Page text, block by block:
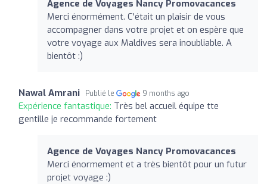
Agence de Voyages Nancy Promovacances
Merci énormément. C'était un plaisir de vous
accompagner dans votre projet et on espère que
votre voyage aux Maldives sera inoubliable. A
bientôt :)
Nawal Amrani Publié le 9 months ago
Expérience fantastique: Très bel accueil équipe tte
gentille je recommande fortement
Agence de Voyages Nancy Promovacances
Merci énormement et a très bientôt pour un futur
projet voyage :)